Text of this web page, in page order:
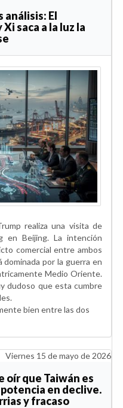
análisis: El
saca a la luz la
realiza una visita de
en Beijing. La intención
comercial entre ambos
dominada por la guerra en
Medio Oriente.
dudoso que esta cumbre
bien entre las dos
Viernes 15 de mayo de 2026
oír que Taiwán es
potencia en declive.
y fracaso